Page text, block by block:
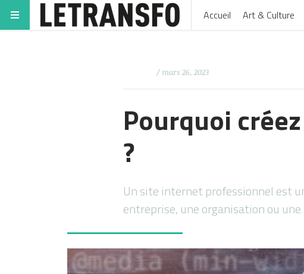
Accueil Art & Culture
/ mars 26, 2023
Pourquoi
?
Un site internet professionnel est
entreprise, une organisation ou